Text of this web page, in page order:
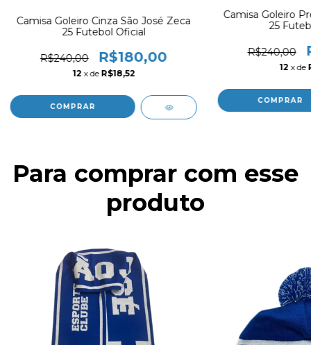
Camisa Goleiro Cinza São José Zeca
25 Futebol Oficial
R$240,00 R$180,00
12 x de R$18,52
COMPRAR
Camisa Goleiro
25
R$240,00
12 x de
COMPRAR
Para comprar com esse
produto